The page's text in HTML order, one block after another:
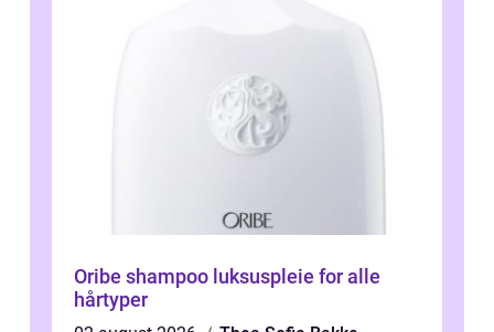
Oribe shampoo luksuspleie for alle
hårtyper